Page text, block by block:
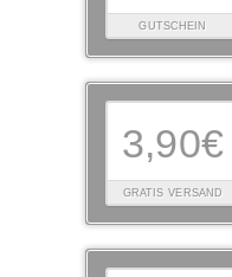
GUTSCHEIN
3,90€
GRATIS VERSAND